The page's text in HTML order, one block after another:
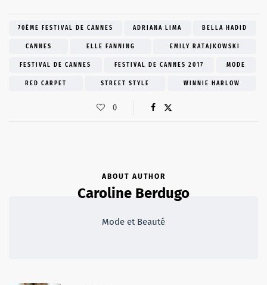
70ÈME FESTIVAL DE CANNES ADRIANA LIMA BELLA HADID
CANNES ELLE FANNING EMILY RATAJKOWSKI
FESTIVAL DE CANNES FESTIVAL DE CANNES 2017 MODE
RED CARPET STREET STYLE WINNIE HARLOW
0
ABOUT AUTHOR
Caroline Berdugo
Mode et Beauté